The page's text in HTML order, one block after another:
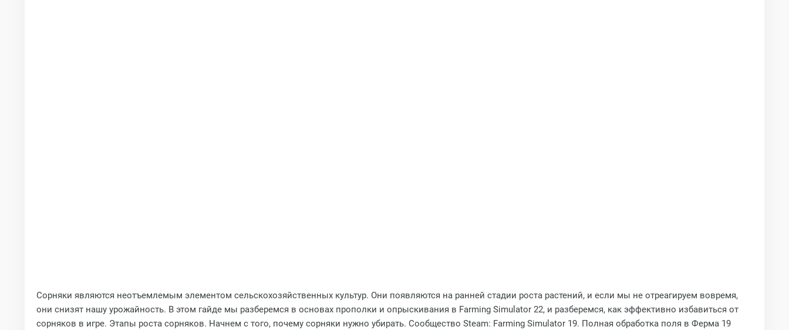
Сорняки являются неотъемлемым элементом сельскохозяйственных культур. Они появляются на ранней стадии роста растений, и если мы не отреагируем вовремя,
они снизят нашу урожайность. В этом гайде мы разберемся в основах прополки и опрыскивания в Farming Simulator 22, и разберемся, как эффективно избавиться от
сорняков в игре. Этапы роста сорняков. Начнем с того, почему сорняки нужно убирать. Сообщество Steam: Farming Simulator 19. Полная обработка поля в Ферма 19